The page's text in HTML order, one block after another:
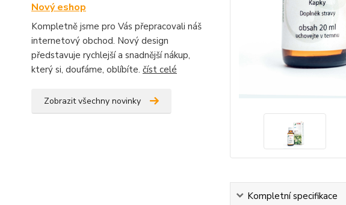
Nový eshop
Kompletně jsme pro Vás přepracovali náš
internetový obchod. Nový design
představuje rychlejší a snadnější nákup,
který si, doufáme, oblíbíte. číst celé
Zobrazit všechny novinky
Kompletní specifikace